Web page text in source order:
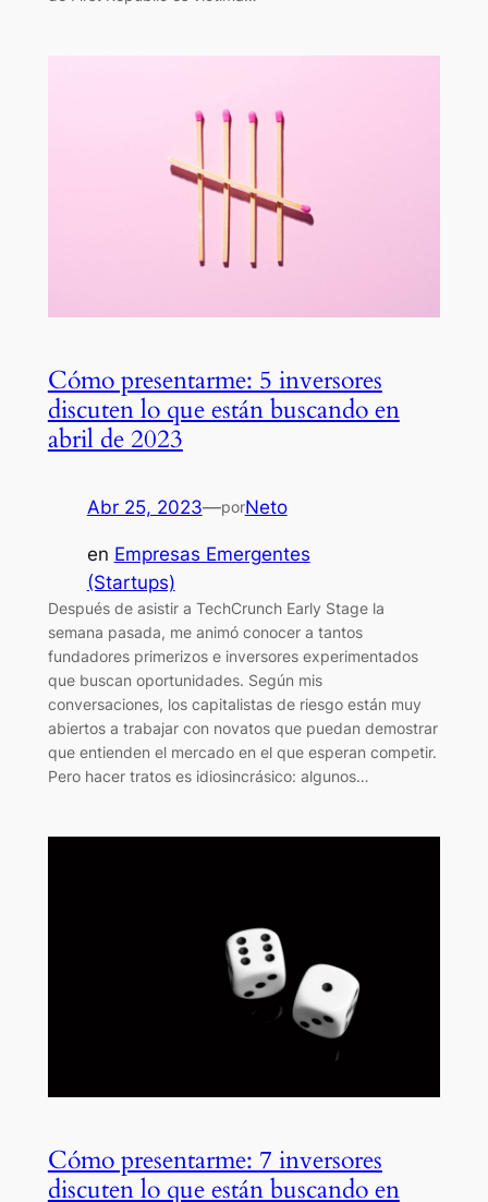
Cómo presentarme: 5 inversores
discuten lo que están buscando en
abril de 2023
Abr 25, 2023—porNeto
en Empresas Emergentes
(Startups)
Después de asistir a TechCrunch Early Stage la
semana pasada, me animó conocer a tantos
fundadores primerizos e inversores experimentados
que buscan oportunidades. Según mis
conversaciones, los capitalistas de riesgo están muy
abiertos a trabajar con novatos que puedan demostrar
que entienden el mercado en el que esperan competir.
Pero hacer tratos es idiosincrásico: algunos…
Cómo presentarme: 7 inversores
discuten lo que están buscando en